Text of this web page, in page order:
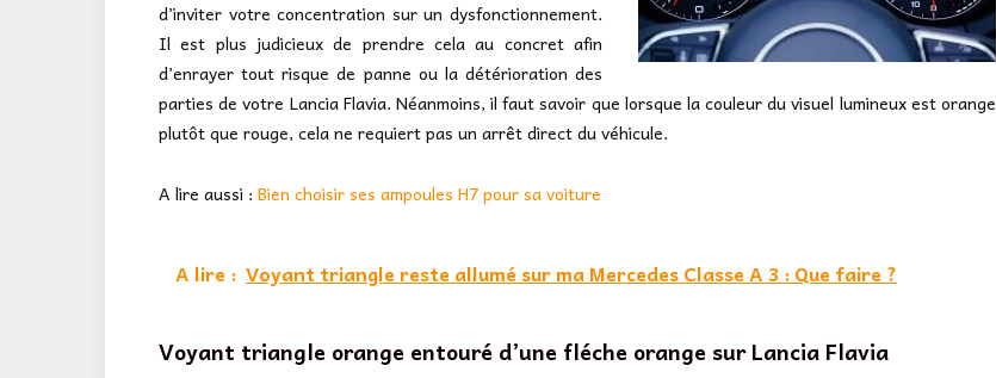
d’inviter votre concentration sur un dysfonctionnement.
Il est plus judicieux de prendre cela au concret afin
d’enrayer tout risque de panne ou la détérioration des
parties de votre Lancia Flavia. Néanmoins, il faut savoir que lorsque la couleur du visuel lumineux est orange
plutôt que rouge, cela ne requiert pas un arrêt direct du véhicule.
A lire aussi : Bien choisir ses ampoules H7 pour sa voiture
A lire : Voyant triangle reste allumé sur ma Mercedes Classe A 3 : Que faire ?
Voyant triangle orange entouré d’une fléche orange sur Lancia Flavia